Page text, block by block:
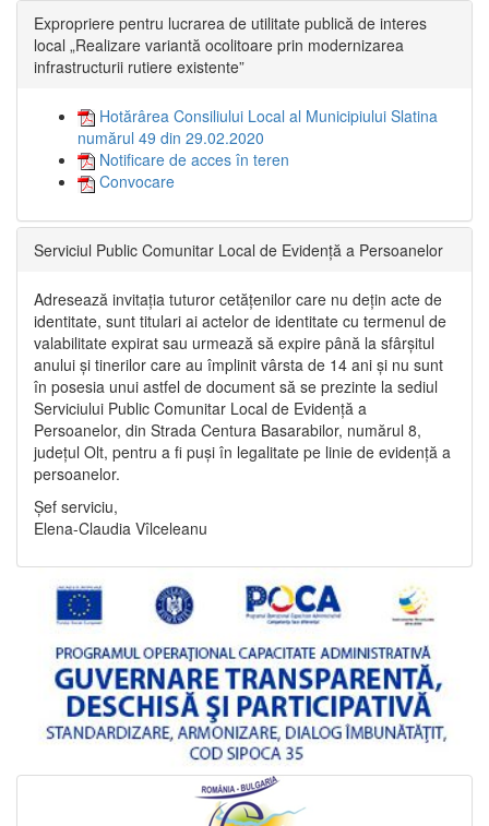
Expropriere pentru lucrarea de utilitate publică de interes
local „Realizare variantă ocolitoare prin modernizarea
infrastructurii rutiere existente”
Hotărârea Consiliului Local al Municipiului Slatina
numărul 49 din 29.02.2020
Notificare de acces în teren
Convocare
Serviciul Public Comunitar Local de Evidență a Persoanelor
Adresează invitația tuturor cetățenilor care nu dețin acte de
identitate, sunt titulari ai actelor de identitate cu termenul de
valabilitate expirat sau urmează să expire până la sfârșitul
anului și tinerilor care au împlinit vârsta de 14 ani și nu sunt
în posesia unui astfel de document să se prezinte la sediul
Serviciului Public Comunitar Local de Evidență a
Persoanelor, din Strada Centura Basarabilor, numărul 8,
județul Olt, pentru a fi puși în legalitate pe linie de evidență a
persoanelor.
Șef serviciu,
Elena-Claudia Vîlceleanu